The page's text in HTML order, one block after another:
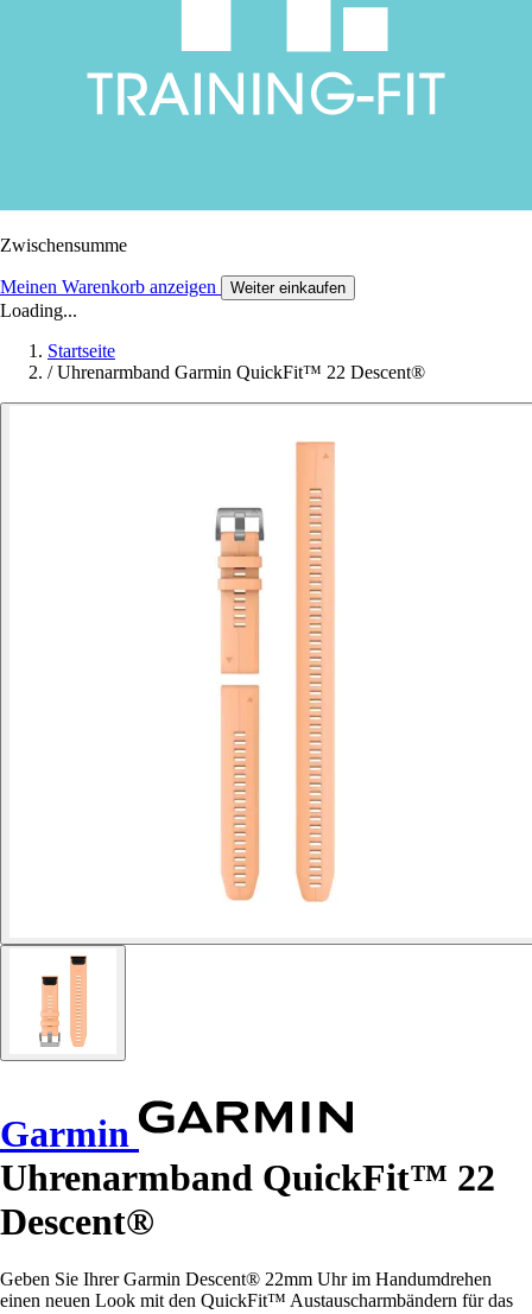
Zwischensumme
Meinen Warenkorb anzeigen Weiter einkaufen
Loading...
Startseite
/ Uhrenarmband Garmin QuickFit™ 22 Descent®
Garmin
Uhrenarmband QuickFit™ 22
Descent®
Geben Sie Ihrer Garmin Descent® 22mm Uhr im Handumdrehen
einen neuen Look mit den QuickFit™ Austauscharmbändern für das